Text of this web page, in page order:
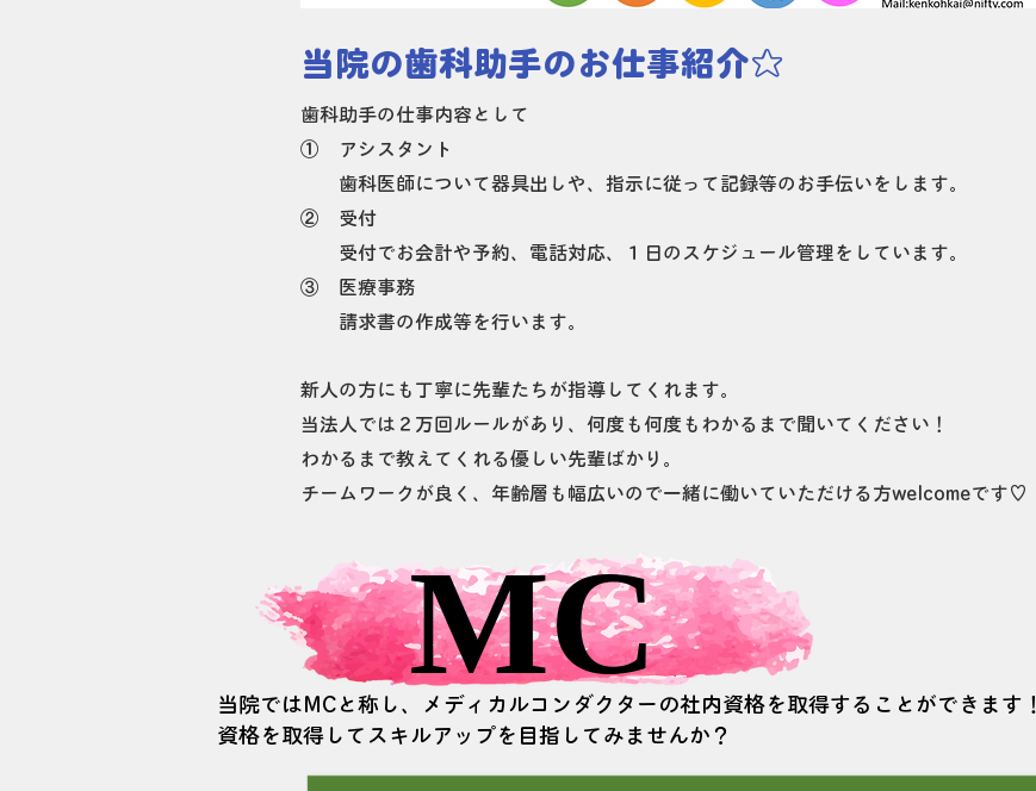
​当院の歯科助手のお仕事紹介☆
歯科助手の仕事内容として
① アシスタント
歯科医師について器具出しや、指示に従って記録等のお手伝いをします。
② 受付
受付でお会計や予約、電話対応、１日のスケジュール管理をしています。
③ 医療事務
請求書の作成等を行います。
​新人の方にも丁寧に先輩たちが指導してくれます。
当法人では２万回ルールがあり、何度も何度もわかるまで聞いてください！
わかるまで教えてくれる優しい先輩ばかり。
チームワークが良く、年齢層も幅広いので一緒に働いていただける方welcomeです♡
MC
MC
当院ではMCと称し、メディカルコンダクターの社内資格を取得することができます！
​資格を取得してスキルアップを目指してみませんか？